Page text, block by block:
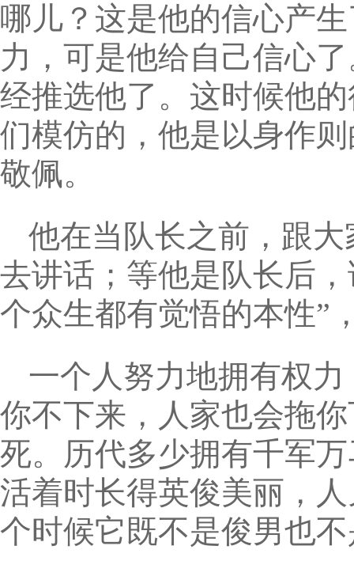
哪儿？这是他的信心产
力，可是他给自己信心
经推选他了。这时候他
们模仿的，他是以身作
敬佩。
他在当队长之前，跟
去讲话；等他是队长后
个众生都有觉悟的本性”
一个人努力地拥有权
你不下来，人家也会拖
死。历代多少拥有千军
活着时长得英俊美丽，
个时候它既不是俊男也